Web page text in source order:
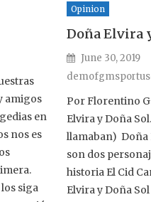
amigos
en
nos es
siga
Opinion
Doña Elvira
Posted on
June 30, 2019
Por Florentino
Elvira y Doña
llamaban) Doña
son dos
historia El Cid
Elvira y Doña